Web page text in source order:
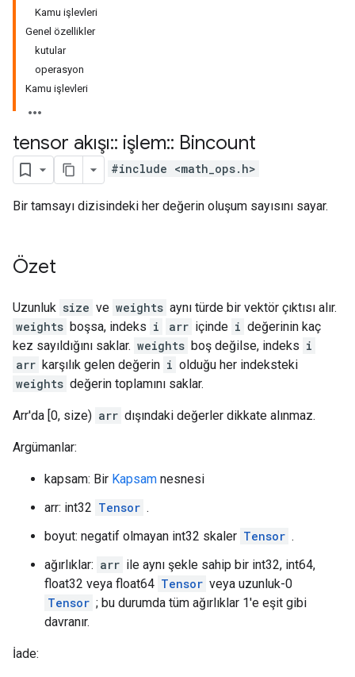
Kamu işlevleri
Genel özellikler
kutular
operasyon
Kamu işlevleri
tensor akışı:: işlem:: Bincount
#include <math_ops.h>
Bir tamsayı dizisindeki her değerin oluşum sayısını sayar.
Özet
Uzunluk size ve weights aynı türde bir vektör çıktısı alır.
weights boşsa, indeks i arr içinde i değerinin kaç
kez sayıldığını saklar. weights boş değilse, indeks i
arr karşılık gelen değerin i olduğu her indeksteki
weights değerin toplamını saklar.
Arr'da [0, size) arr dışındaki değerler dikkate alınmaz.
Argümanlar:
kapsam: Bir Kapsam nesnesi
arr: int32 Tensor .
boyut: negatif olmayan int32 skaler Tensor .
ağırlıklar: arr ile aynı şekle sahip bir int32, int64,
float32 veya float64 Tensor veya uzunluk-0
Tensor ; bu durumda tüm ağırlıklar 1'e eşit gibi
davranır.
İade: